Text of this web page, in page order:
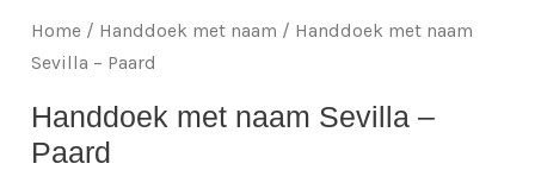
Home / Handdoek met naam / Handdoek met naam
Sevilla – Paard
Handdoek met naam Sevilla –
Paard